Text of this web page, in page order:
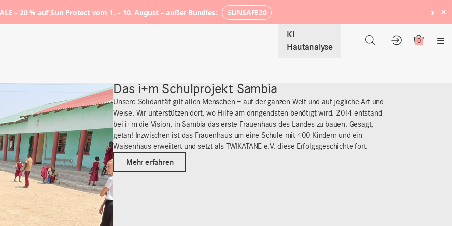
– 20 % aufSun Protectvom 1. – 10. August – außer Bundles: SUNSAFE20 ×
›
KI
Hautanalyse
0
Das i+m Schulprojekt Sambia
Unsere Solidarität gilt allen Menschen – auf der ganzen Welt und auf jegliche Art und
Weise. Wir unterstützen dort, wo Hilfe am dringendsten benötigt wird. 2014 entstand
bei i+m die Vision, in Sambia das erste Frauenhaus des Landes zu bauen. Gesagt,
getan! Inzwischen ist das Frauenhaus um eine Schule mit 400 Kindern und ein
Waisenhaus erweitert und setzt als TWIKATANE e.V. diese Erfolgsgeschichte fort.
Mehr erfahren